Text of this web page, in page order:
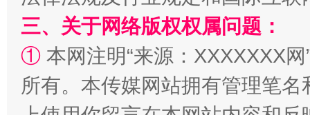
三、关于网络版权权属问题：
① 本网注明“来源：XXXXXXX
所有。本传媒网站拥有管理笔